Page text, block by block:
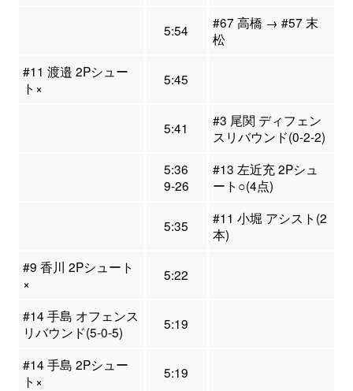
5:54
#67 高橋 → #57 末
松
#11 渡邉 2Pシュー
ト×
5:45
5:41
#3 尾関 ディフェン
スリバウンド(0-2-2)
5:36
9-26
#13 左近充 2Pシュ
ート○(4点)
5:35
#11 小堀 アシスト(2
本)
#9 香川 2Pシュート
×
5:22
#14 手島 オフェンス
リバウンド(5-0-5)
5:19
#14 手島 2Pシュー
ト×
5:19